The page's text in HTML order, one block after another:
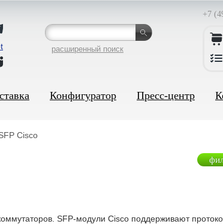
расширенный поиск
+7
Конфигуратор Пресс-центр
Cisco
SFP-модули Cisco поддерживают